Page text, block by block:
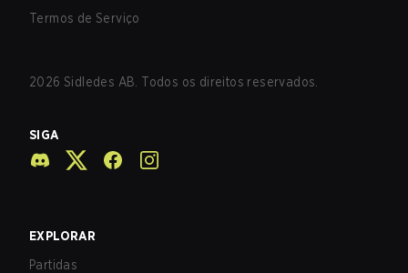
Termos de Serviço
2026 Sidledes AB. Todos os direitos reservados.
SIGA
EXPLORAR
Partidas